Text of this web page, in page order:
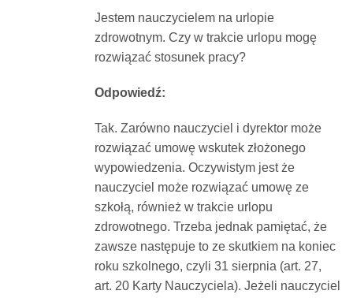
Dokumenty
Jestem nauczycielem na urlopie
zdrowotnym. Czy w trakcie urlopu mogę
rozwiązać stosunek pracy?
Odpowiedź:
Tak. Zarówno nauczyciel i dyrektor może
rozwiązać umowę wskutek złożonego
wypowiedzenia. Oczywistym jest że
nauczyciel może rozwiązać umowę ze
szkołą, również w trakcie urlopu
zdrowotnego. Trzeba jednak pamiętać, że
zawsze następuje to ze skutkiem na koniec
roku szkolnego, czyli 31 sierpnia (art. 27,
art. 20 Karty Nauczyciela). Jeżeli nauczyciel